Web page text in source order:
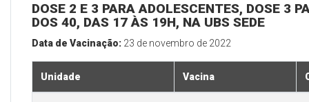
DOSE 2 E 3 PARA ADOLESCENTES, DOSE 3
DOS 40, DAS 17 ÀS 19H, NA UBS SEDE
Data de Vacinação: 23 de novembro de 2022
Unidade Vacina